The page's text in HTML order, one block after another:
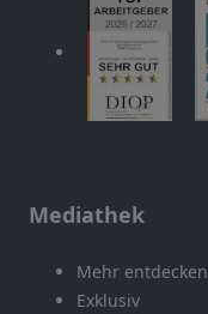
Mediathek
Mehr entdecken
Exklusiv